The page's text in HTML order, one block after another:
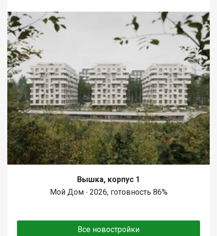
Вышка, корпус 1
Мой Дом ∙ 2026, готовность 86%
Все новостройки